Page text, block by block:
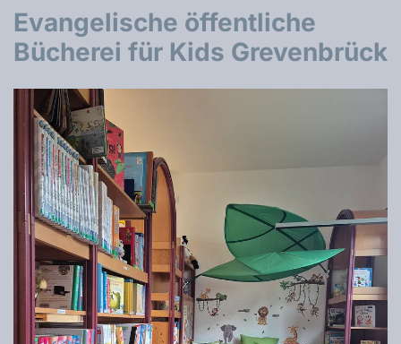
Evangelische öffentliche
Bücherei für Kids Grevenbrück